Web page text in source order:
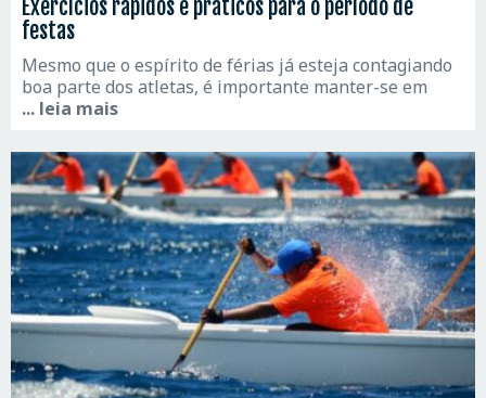
Exercícios rápidos e práticos para o período de
festas
Mesmo que o espírito de férias já esteja contagiando
boa parte dos atletas, é importante manter-se em
... leia mais